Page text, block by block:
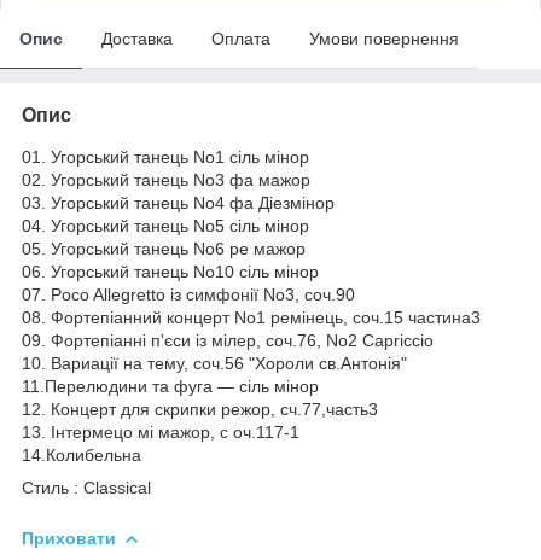
Опис Доставка Оплата Умови повернення
Опис
01. Угорський танець No1 сіль мінор
02. Угорський танець No3 фа мажор
03. Угорський танець No4 фа Діезмінор
04. Угорський танець No5 сіль мінор
05. Угорський танець No6 ре мажор
06. Угорський танець No10 сіль мінор
07. Poco Allegretto із симфонії No3, соч.90
08. Фортепіанний концерт No1 ремінець, соч.15 частина3
09. Фортепіанні п'єси із мілер, соч.76, No2 Capriccio
10. Вариації на тему, соч.56 "Хороли св.Антонія"
11.Перелюдини та фуга — сіль мінор
12. Концерт для скрипки режор, сч.77,часть3
13. Інтермецо мі мажор, с оч.117-1
14.Колибельна
Стиль : Classical
Приховати